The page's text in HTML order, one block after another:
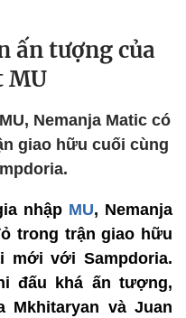
ấn tượng của
MU
Nemanja Matic có
giao hữu cuối cùng
nhập MU, Nemanja
trong trận giao hữu
mới với Sampdoria.
đấu khá ấn tượng,
Mkhitaryan và Juan